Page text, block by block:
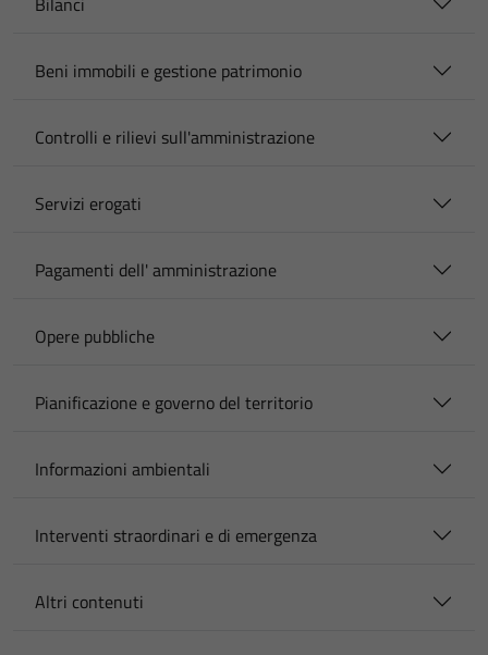
Beni immobili e gestione patrimonio
Controlli e rilievi sull'amministrazione
Servizi erogati
Pagamenti dell' amministrazione
Opere pubbliche
Pianificazione e governo del territorio
Informazioni ambientali
Interventi straordinari e di emergenza
Altri contenuti